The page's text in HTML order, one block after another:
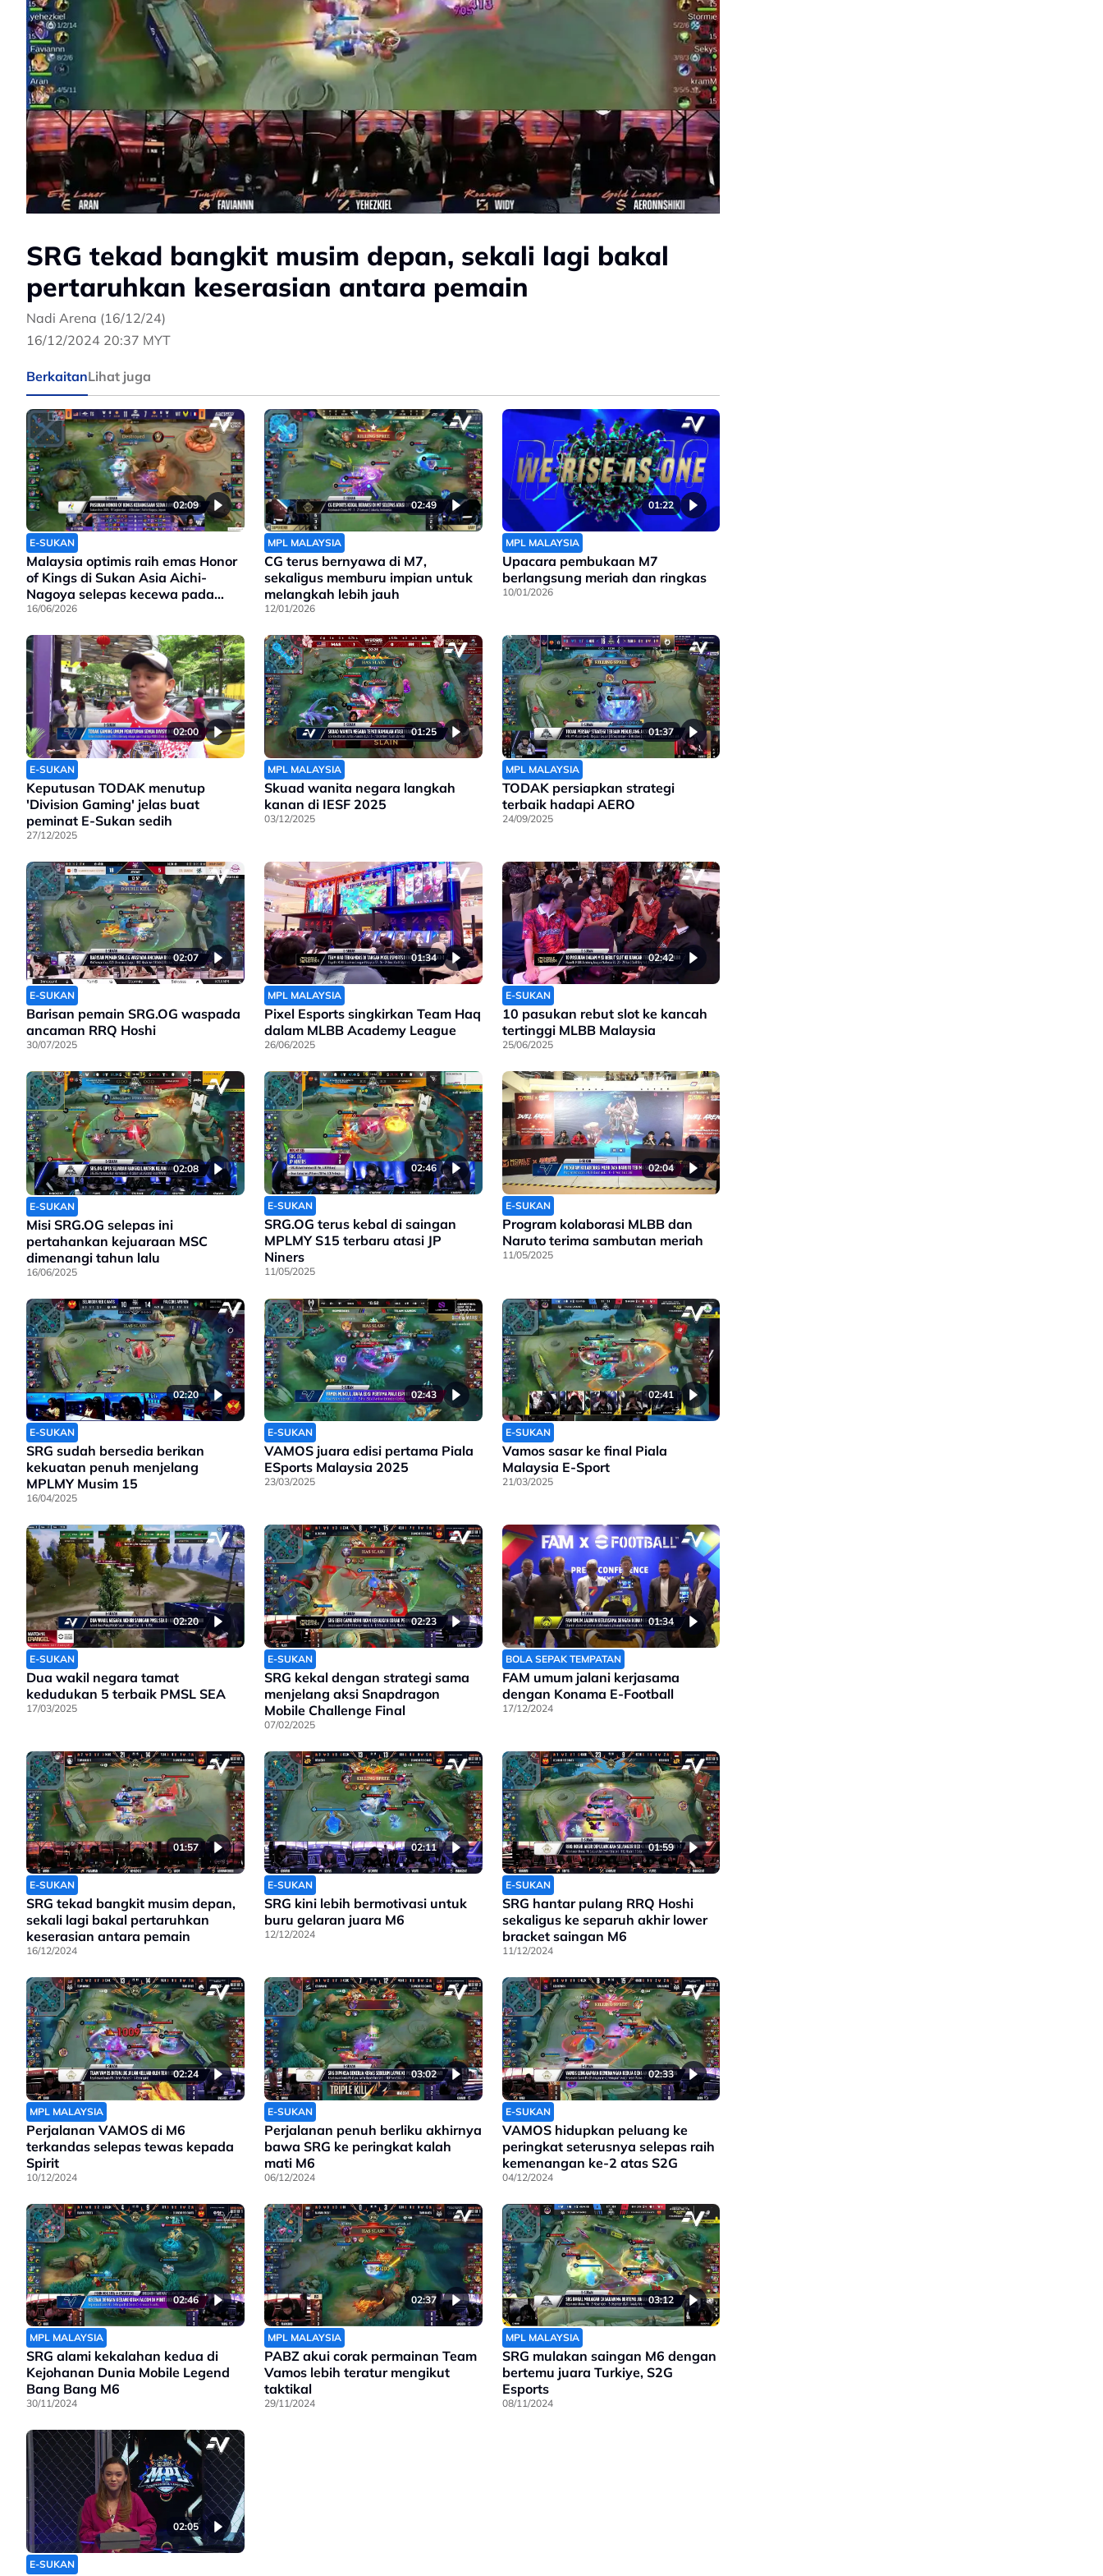
SRG tekad bangkit musim depan, sekali lagi bakal
pertaruhkan keserasian antara pemain
Nadi Arena (16/12/24)
16/12/2024 20:37 MYT
BerkaitanLihat juga
02:09
E-SUKAN
Malaysia optimis raih emas Honor
of Kings di Sukan Asia Aichi-
Nagoya selepas kecewa pada
2022
16/06/2026
02:49
MPL MALAYSIA
CG terus bernyawa di M7,
sekaligus memburu impian untuk
melangkah lebih jauh
12/01/2026
01:22
MPL MALAYSIA
Upacara pembukaan M7
berlangsung meriah dan ringkas
10/01/2026
02:00
E-SUKAN
Keputusan TODAK menutup
'Division Gaming' jelas buat
peminat E-Sukan sedih
27/12/2025
01:25
MPL MALAYSIA
Skuad wanita negara langkah
kanan di IESF 2025
03/12/2025
01:37
MPL MALAYSIA
TODAK persiapkan strategi
terbaik hadapi AERO
24/09/2025
02:07
E-SUKAN
Barisan pemain SRG.OG waspada
ancaman RRQ Hoshi
30/07/2025
01:34
MPL MALAYSIA
Pixel Esports singkirkan Team Haq
dalam MLBB Academy League
26/06/2025
02:42
E-SUKAN
10 pasukan rebut slot ke kancah
tertinggi MLBB Malaysia
25/06/2025
02:08
E-SUKAN
Misi SRG.OG selepas ini
pertahankan kejuaraan MSC
dimenangi tahun lalu
16/06/2025
02:46
E-SUKAN
SRG.OG terus kebal di saingan
MPLMY S15 terbaru atasi JP
Niners
11/05/2025
02:04
E-SUKAN
Program kolaborasi MLBB dan
Naruto terima sambutan meriah
11/05/2025
02:20
E-SUKAN
SRG sudah bersedia berikan
kekuatan penuh menjelang
MPLMY Musim 15
16/04/2025
02:43
E-SUKAN
VAMOS juara edisi pertama Piala
ESports Malaysia 2025
23/03/2025
02:41
E-SUKAN
Vamos sasar ke final Piala
Malaysia E-Sport
21/03/2025
02:20
E-SUKAN
Dua wakil negara tamat
kedudukan 5 terbaik PMSL SEA
17/03/2025
02:23
E-SUKAN
SRG kekal dengan strategi sama
menjelang aksi Snapdragon
Mobile Challenge Final
07/02/2025
01:34
BOLA SEPAK TEMPATAN
FAM umum jalani kerjasama
dengan Konama E-Football
17/12/2024
01:57
E-SUKAN
SRG tekad bangkit musim depan,
sekali lagi bakal pertaruhkan
keserasian antara pemain
16/12/2024
02:11
E-SUKAN
SRG kini lebih bermotivasi untuk
buru gelaran juara M6
12/12/2024
01:59
E-SUKAN
SRG hantar pulang RRQ Hoshi
sekaligus ke separuh akhir lower
bracket saingan M6
11/12/2024
02:24
MPL MALAYSIA
Perjalanan VAMOS di M6
terkandas selepas tewas kepada
Spirit
10/12/2024
03:02
E-SUKAN
Perjalanan penuh berliku akhirnya
bawa SRG ke peringkat kalah
mati M6
06/12/2024
02:33
E-SUKAN
VAMOS hidupkan peluang ke
peringkat seterusnya selepas raih
kemenangan ke-2 atas S2G
04/12/2024
02:46
MPL MALAYSIA
SRG alami kekalahan kedua di
Kejohanan Dunia Mobile Legend
Bang Bang M6
30/11/2024
02:37
MPL MALAYSIA
PABZ akui corak permainan Team
Vamos lebih teratur mengikut
taktikal
29/11/2024
03:12
MPL MALAYSIA
SRG mulakan saingan M6 dengan
bertemu juara Turkiye, S2G
Esports
08/11/2024
02:05
E-SUKAN